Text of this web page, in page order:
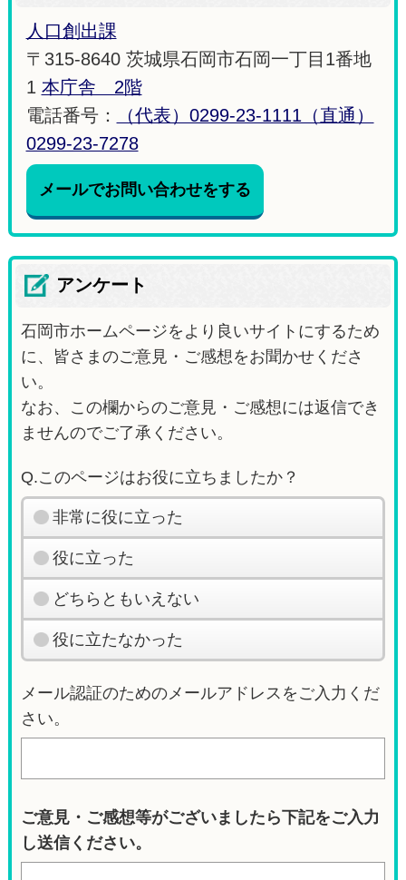
人口創出課
〒315-8640 茨城県石岡市石岡一丁目1番地
1 本庁舎 2階
電話番号：
（代表）0299-23-1111（直通）
0299-23-7278
メールでお問い合わせをする
アンケート
石岡市ホームページをより良いサイトにするため
に、皆さまのご意見・ご感想をお聞かせくださ
い。
なお、この欄からのご意見・ご感想には返信でき
ませんのでご了承ください。
Q.このページはお役に立ちましたか？
非常に役に立った
役に立った
どちらともいえない
役に立たなかった
メール認証のためのメールアドレスをご入力くだ
さい。
ご意見・ご感想等がございましたら下記をご入力
し送信ください。